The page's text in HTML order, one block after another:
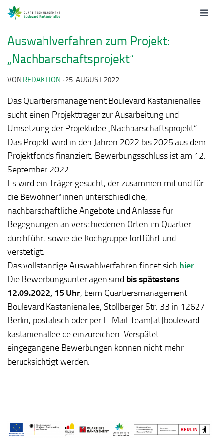
Auswahlverfahren zum Projekt:
„Nachbarschaftsprojekt“
VON REDAKTION · 25. AUGUST 2022
Das Quartiersmanagement Boulevard Kastanienallee
sucht einen Projektträger zur Ausarbeitung und
Umsetzung der Projektidee „Nachbarschaftsprojekt“.
Das Projekt wird in den Jahren 2022 bis 2025 aus dem
Projektfonds finanziert. Bewerbungsschluss ist am 12.
September 2022.
Es wird ein Träger gesucht, der zusammen mit und für
die Bewohner*innen unterschiedliche,
nachbarschaftliche Angebote und Anlässe für
Begegnungen an verschiedenen Orten im Quartier
durchführt sowie die Kochgruppe fortführt und
verstetigt.
Das vollständige Auswahlverfahren findet sich hier.
Die Bewerbungsunterlagen sind bis spätestens
12.09.2022, 15 Uhr, beim Quartiersmanagement
Boulevard Kastanienallee, Stollberger Str. 33 in 12627
Berlin, postalisch oder per E-Mail: team[at]boulevard-
kastanienallee.de einzureichen. Verspätet
eingegangene Bewerbungen können nicht mehr
berücksichtigt werden.